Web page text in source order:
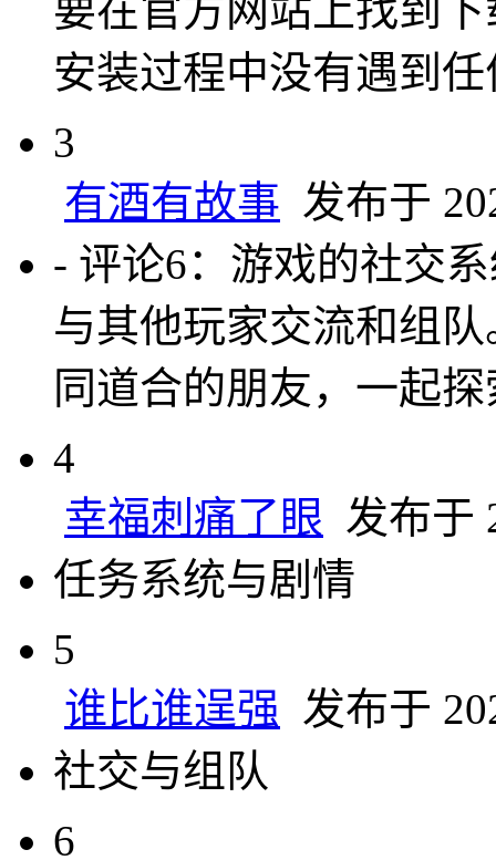
要在官方网站上找到
安装过程中没有遇到
3
有酒有故事 发布于
- 评论6：游戏的社交
与其他玩家交流和组
同道合的朋友，一起
4
幸福刺痛了眼 发布于
任务系统与剧情
5
谁比谁逞强 发布于
社交与组队
6